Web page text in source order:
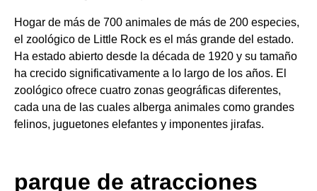
Hogar de más de 700 animales de más de 200 especies,
el zoológico de Little Rock es el más grande del estado.
Ha estado abierto desde la década de 1920 y su tamaño
ha crecido significativamente a lo largo de los años. El
zoológico ofrece cuatro zonas geográficas diferentes,
cada una de las cuales alberga animales como grandes
felinos, juguetones elefantes y imponentes jirafas.
parque de atracciones